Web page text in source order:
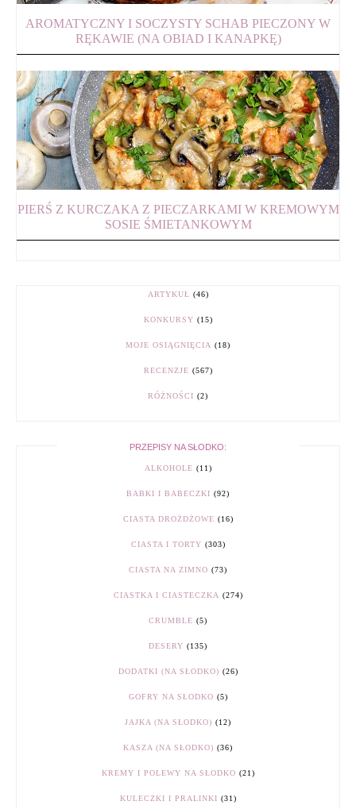
AROMATYCZNY I SOCZYSTY SCHAB PIECZONY W
RĘKAWIE (NA OBIAD I KANAPKĘ)
PIERŚ Z KURCZAKA Z PIECZARKAMI W KREMOWYM
SOSIE ŚMIETANKOWYM
ARTYKUŁ (46)
KONKURSY (15)
MOJE OSIĄGNIĘCIA (18)
RECENZJE (567)
RÓŻNOŚCI (2)
PRZEPISY NA SŁODKO:
ALKOHOLE (11)
BABKI I BABECZKI (92)
CIASTA DROŻDŻOWE (16)
CIASTA I TORTY (303)
CIASTA NA ZIMNO (73)
CIASTKA I CIASTECZKA (274)
CRUMBLE (5)
DESERY (135)
DODATKI (NA SŁODKO) (26)
GOFRY NA SŁODKO (5)
JAJKA (NA SŁODKO) (12)
KASZA (NA SŁODKO) (36)
KREMY I POLEWY NA SŁODKO (21)
KULECZKI I PRALINKI (31)